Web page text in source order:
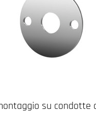
su condotte